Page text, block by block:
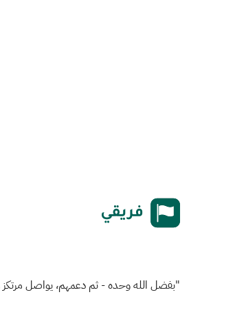
"بفضل الله وحده - ثم دعمهم، يواصل مرتكز